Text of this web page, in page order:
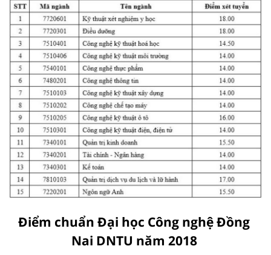
Điểm chuẩn Đại học Công nghệ Đồng
Nai DNTU năm 2018